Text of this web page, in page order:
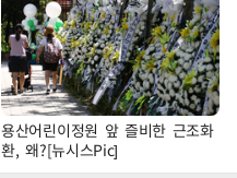
용산어린이정원 앞 즐비한 근조화
환, 왜?[뉴시스Pic]